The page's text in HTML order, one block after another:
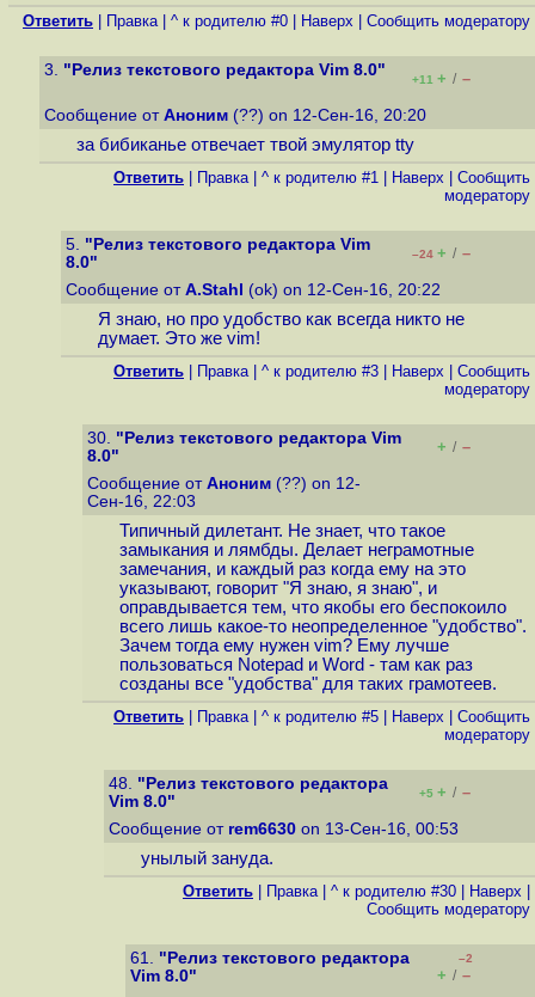
Ответить Правка| ^ к родителю #0 Наверх Cообщить модератору
3. "Релиз текстового редактора Vim 8.0"
+11 + / –
Сообщение от Аноним (??) on 12-Сен-16, 20:20
за бибиканье отвечает твой эмулятор tty
Ответить Правка| ^ к родителю #1 Наверх
Cообщить
модератору
5. "Релиз текстового редактора Vim
8.0"
–24 + / –
Сообщение от A.Stahl (ok) on 12-Сен-16, 20:22
Я знаю, но про удобство как всегда никто не
думает. Это же vim!
Ответить Правка| ^ к родителю #3 Наверх
Cообщить
модератору
30. "Релиз текстового редактора Vim
8.0"
+ / –
Сообщение от Аноним (??) on 12-
Сен-16, 22:03
Типичный дилетант. Не знает, что такое
замыкания и лямбды. Делает неграмотные
замечания, и каждый раз когда ему на это
указывают, говорит "Я знаю, я знаю", и
оправдывается тем, что якобы его беспокоило
всего лишь какое-то неопределенное "удобство".
Зачем тогда ему нужен vim? Ему лучше
пользоваться Notepad и Word - там как раз
созданы все "удобства" для таких грамотеев.
Ответить Правка| ^ к родителю #5 Наверх
Cообщить
модератору
48. "Релиз текстового редактора
Vim 8.0"
+5 + / –
Сообщение от rem6630 on 13-Сен-16, 00:53
унылый зануда.
Ответить Правка| ^ к родителю #30 Наверх
Cообщить модератору
61. "Релиз текстового редактора
Vim 8.0"
–2
+ / –